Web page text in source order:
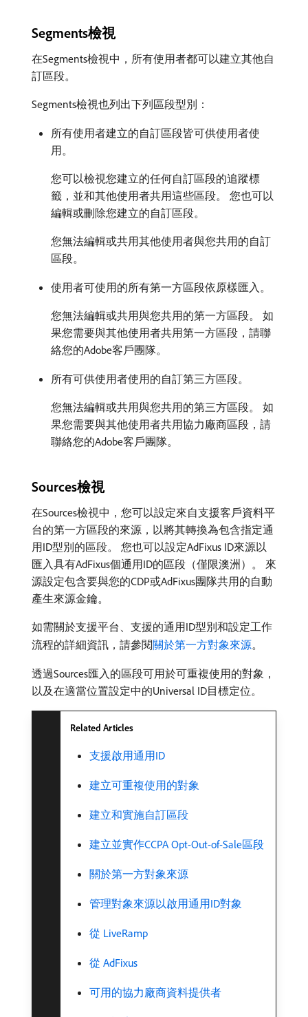
Segments檢視
在Segments檢視中，所有使用者都可以建立其他自
訂區段。
Segments檢視也列出下列區段型別：
所有使用者建立的自訂區段皆可供使用者使
用。
您可以檢視您建立的任何自訂區段的追蹤標
籤，並和其他使用者共用這些區段。 您也可以
編輯或刪除您建立的自訂區段。
您無法編輯或共用其他使用者與您共用的自訂
區段。
使用者可使用的所有第一方區段依原樣匯入。
您無法編輯或共用與您共用的第一方區段。 如
果您需要與其他使用者共用第一方區段，請聯
絡您的Adobe客戶團隊。
所有可供使用者使用的自訂第三方區段。
您無法編輯或共用與您共用的第三方區段。 如
果您需要與其他使用者共用協力廠商區段，請
聯絡您的Adobe客戶團隊。
Sources檢視
在Sources檢視中，您可以設定來自支援客戶資料平
台的第一方區段的來源，以將其轉換為包含指定通
用ID型別的區段。 您也可以設定AdFixus ID來源以
匯入具有AdFixus個通用ID的區段（僅限澳洲）。 來
源設定包含要與您的CDP或AdFixus團隊共用的自動
產生來源金鑰。
如需關於支援平台、支援的通用ID型別和設定工作
流程的詳細資訊，請參閱關於第一方對象來源。
透過Sources匯入的區段可用於可重複使用的對象，
以及在適當位置設定中的Universal ID目標定位。
Related Articles
支援啟用通用ID
建立可重複使用的對象
建立和實施自訂區段
建立並實作CCPA Opt-Out-of-Sale區段
關於第一方對象來源
管理對象來源以啟用通用ID對象
從 LiveRamp
從 AdFixus
可用的協力廠商資料提供者